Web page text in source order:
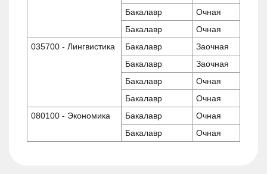
Бакалавр
Очная
Бакалавр
Очная
035700 - Лингвистика
Бакалавр
Заочная
Бакалавр
Заочная
Бакалавр
Очная
Бакалавр
Очная
080100 - Экономика
Бакалавр
Очная
Бакалавр
Очная